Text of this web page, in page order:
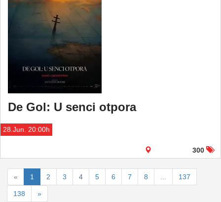
De Gol: U senci otpora
28.Jun. 20:00h
300
« 1 2 3 4 5 6 7 8 137
138 »